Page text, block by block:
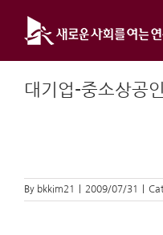
content
대기업-중소상공
By bkkim21 2009/07/31